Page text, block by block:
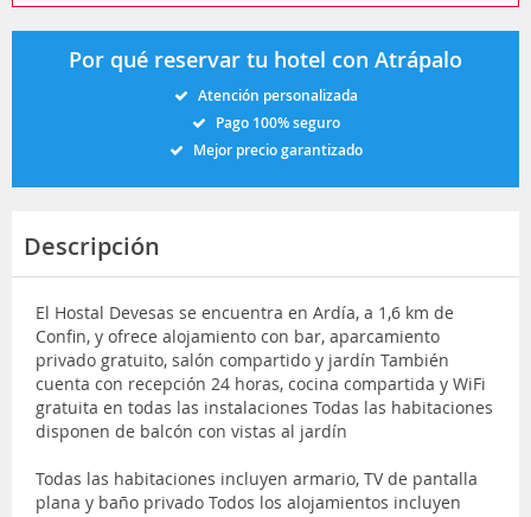
Por qué reservar tu hotel con Atrápalo
Atención personalizada
Pago 100% seguro
Mejor precio garantizado
Descripción
El Hostal Devesas se encuentra en Ardía, a 1,6 km de
Confin, y ofrece alojamiento con bar, aparcamiento
privado gratuito, salón compartido y jardín También
cuenta con recepción 24 horas, cocina compartida y WiFi
gratuita en todas las instalaciones Todas las habitaciones
disponen de balcón con vistas al jardín
Todas las habitaciones incluyen armario, TV de pantalla
plana y baño privado Todos los alojamientos incluyen